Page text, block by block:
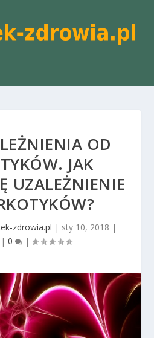
OD
JAK
UZALEŻNIENIE
zdrowia.pl | sty 10, 2018 |
| 0 |